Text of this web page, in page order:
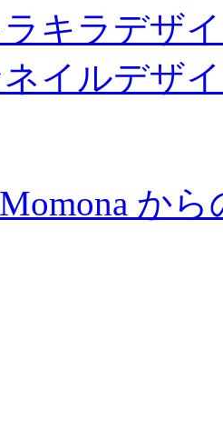
キラデザ
イルデザ
か